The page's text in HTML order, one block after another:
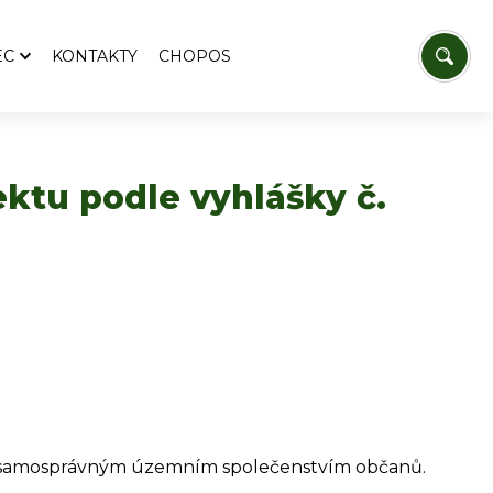
a sdružení
OÚ Bílkovice
KONTAKTY CHOPOS
podle vyhlášky č.
územním společenstvím občanů.